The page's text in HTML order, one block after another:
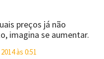
preços já não
imagina se aumentar.
às 0:51